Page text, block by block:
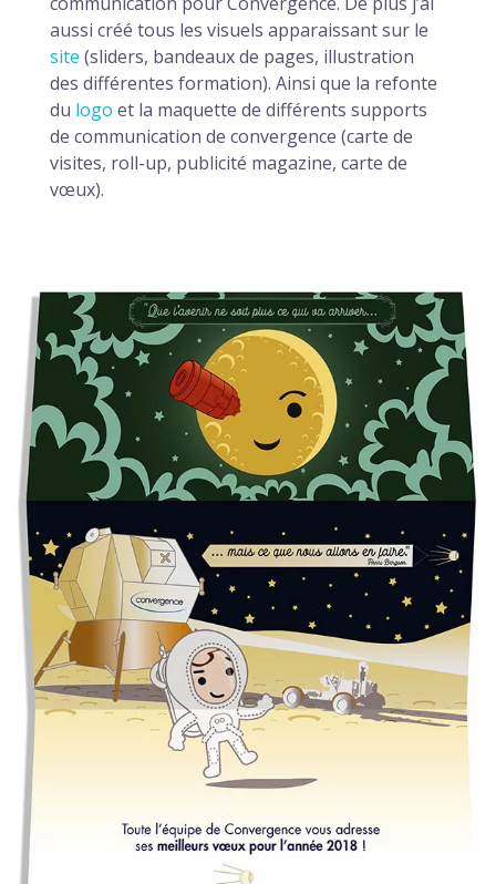
Metamorph Studio
La Méduse violette
La Divine Usine
Megalithescp
GRAPHISME-PACKAGING
Dermotechnology charte graphique
Les enfants d’Arc-en-Ciel logo
EDITION
aussi créé tous les visuels apparaissant sur le
site (sliders, bandeaux de pages, illustration
des différentes formation). Ainsi que la refonte
du logo et la maquette de différents supports
de communication de convergence (carte de
visites, roll-up, publicité magazine, carte de
vœux).